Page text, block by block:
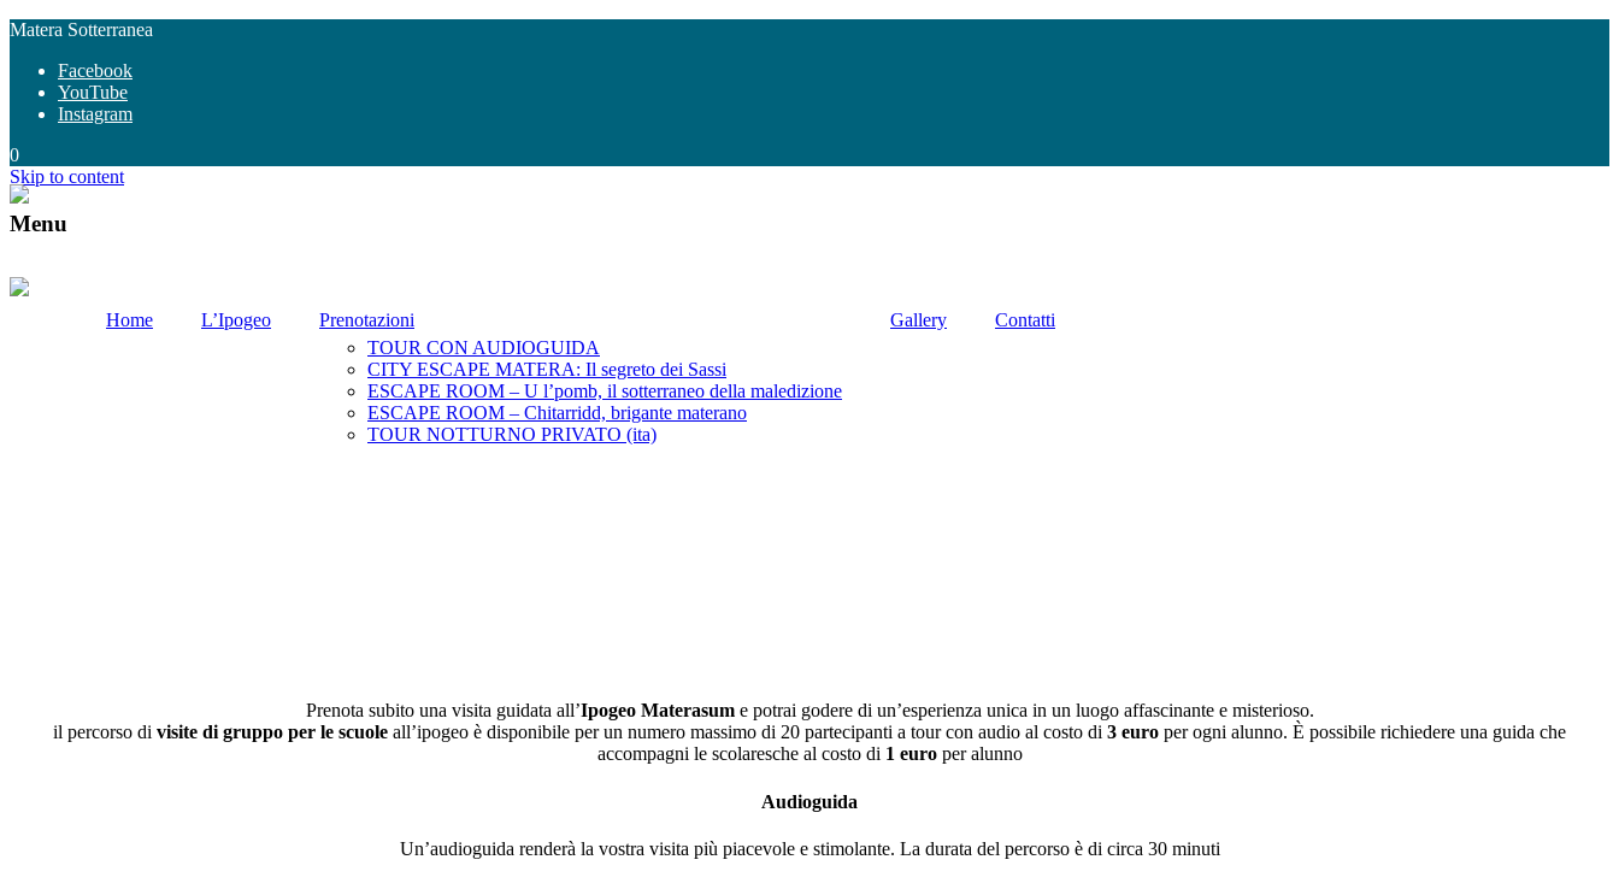
Matera Sotterranea
Facebook
YouTube
Instagram
0
Skip to content
Menu
Home L’Ipogeo
Prenotazioni
TOUR CON AUDIOGUIDA
CITY ESCAPE MATERA: Il segreto dei Sassi
ESCAPE ROOM – U l’pomb, il sotterraneo della maledizione
ESCAPE ROOM – Chitarridd, brigante materano
TOUR NOTTURNO PRIVATO (ita)
Gallery Contatti
Prenota subito una visita guidata all’Ipogeo Materasume potrai godere di un’esperienza unica in un luogo affascinante e misterioso.
il percorso di visite di gruppo per le scuole all’ipogeo è disponibile per un numero massimo di 20 partecipanti a tour con audio al costo di 3 euro per ogni alunno. È possibile richiedere una guida che
accompagni le scolaresche al costo di 1 europer alunno
Audioguida
Un’audioguida renderà la vostra visita più piacevole e stimolante. La durata del percorso è di circa 30 minuti